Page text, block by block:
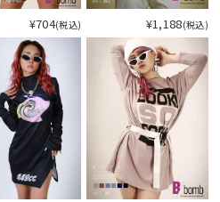
¥704(税込) ¥1,188(税込)